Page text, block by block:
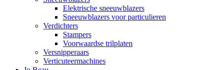
Elektrische sneeuwblazers
Sneeuwblazers voor particulieren
Verdichters
Stampers
Voorwaardse trilplaten
Versnipperaars
Verticuteermachines